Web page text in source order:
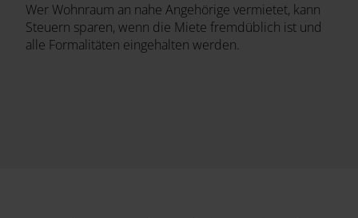
Wer Wohnraum an nahe Angehörige vermietet, kann
Steuern sparen, wenn die Miete fremdüblich ist und
alle Formalitäten eingehalten werden.